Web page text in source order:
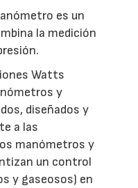
es un
la medición
Watts
y
diseñados y
a las
manómetros y
un control
y gaseosos) en